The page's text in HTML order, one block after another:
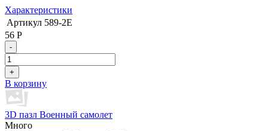
Характеристики
Артикул 589-2E
56 Р
-
+
В корзину
3D пазл Военный самолет
Много